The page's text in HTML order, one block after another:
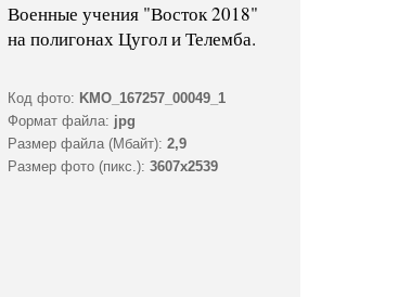
Военные учения "Восток 2018"
на полигонах Цугол и Телемба.
Код фото: KMO_167257_00049_1
Формат файла: jpg
Размер файла (Мбайт): 2,9
Размер фото (пикс.): 3607x2539